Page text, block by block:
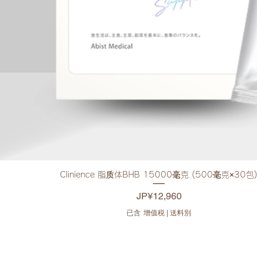
快速瀏覽
Clinience 脂质体BHB 15000毫克 (500毫克×30包)
價格
JP¥12,960
已含 增值税 送料別